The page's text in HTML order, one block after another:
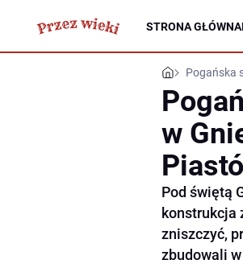
STRONA GŁÓWNA
Pogańska
w
Pod świętą
konstrukcja
zniszczyć,
zbudowali